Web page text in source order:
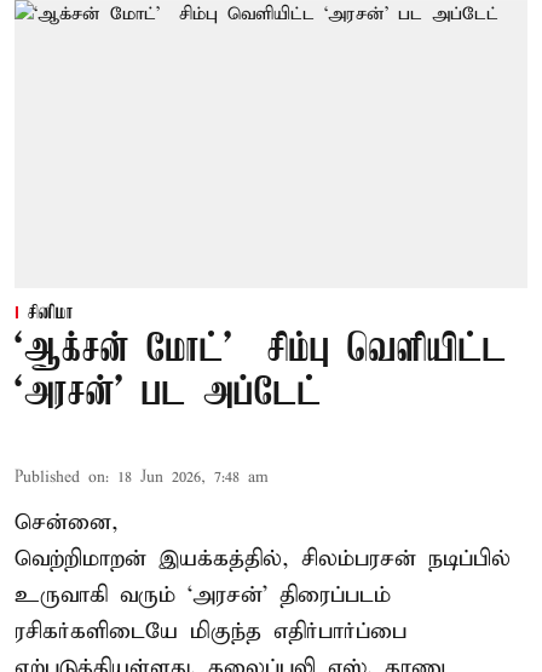
சினிமா
‘ஆக்சன் மோட்’ – சிம்பு வெளியிட்ட
‘அரசன்’ பட அப்டேட்
Published on: 18 Jun 2026, 7:48 am
சென்னை,
வெற்றிமாறன் இயக்கத்தில், சிலம்பரசன் நடிப்பில்
உருவாகி வரும் ‘அரசன்’ திரைப்படம்
ரசிகர்களிடையே மிகுந்த எதிர்பார்ப்பை